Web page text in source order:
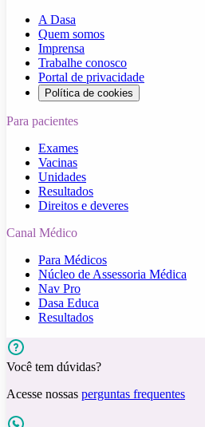
A Dasa
Quem somos
Imprensa
Trabalhe conosco
Portal de privacidade
Política de cookies
Para pacientes
Exames
Vacinas
Unidades
Resultados
Direitos e deveres
Canal Médico
Para Médicos
Núcleo de Assessoria Médica
Nav Pro
Dasa Educa
Resultados
Você tem dúvidas?
Acesse nossas perguntas frequentes